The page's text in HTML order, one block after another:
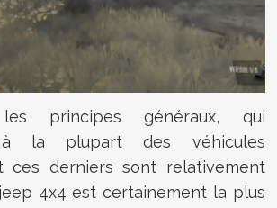
principes généraux, qui
à la plupart des véhicules
ces derniers sont relativement
4x4 est certainement la plus